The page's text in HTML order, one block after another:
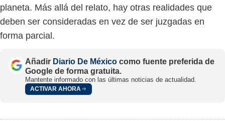
planeta. Más allá del relato, hay otras realidades que
deben ser consideradas en vez de ser juzgadas en
forma parcial.
Añadir Diario De México como fuente preferida de
Google de forma gratuita.
Mantente informado con las últimas noticias de actualidad.
ACTIVAR AHORA